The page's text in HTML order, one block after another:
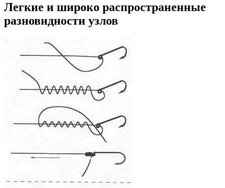
Легкие и широко распространенные
разновидности узлов